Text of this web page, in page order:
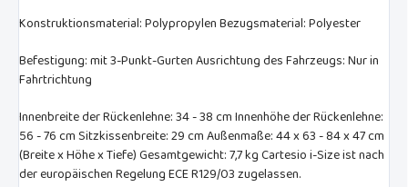
Konstruktionsmaterial: Polypropylen Bezugsmaterial: Polyester
Befestigung: mit 3-Punkt-Gurten Ausrichtung des Fahrzeugs: Nur in
Fahrtrichtung
Innenbreite der Rückenlehne: 34 - 38 cm Innenhöhe der Rückenlehne:
56 - 76 cm Sitzkissenbreite: 29 cm Außenmaße: 44 x 63 - 84 x 47 cm
(Breite x Höhe x Tiefe) Gesamtgewicht: 7,7 kg Cartesio i-Size ist nach
der europäischen Regelung ECE R129/03 zugelassen.